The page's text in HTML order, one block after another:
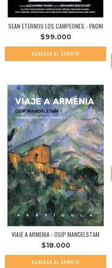
SEAN ETERNOS LOS CAMPEONES - PAGNI
$99.000
VIAJE A ARMENIA - OSIP MANDELSTAM
$18.000